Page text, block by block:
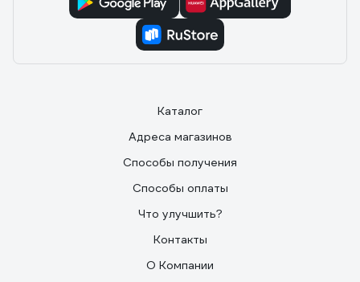
Каталог
Адреса магазинов
Способы получения
Способы оплаты
Что улучшить?
Контакты
О Компании